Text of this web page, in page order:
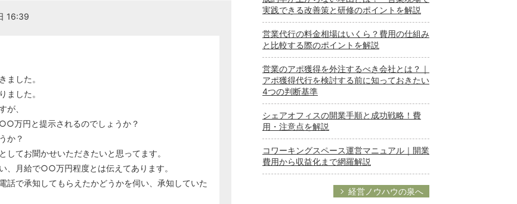
16:39
ました。
ました。
が、
万円と提示されるのでしょうか？
か？
てお聞かせいただきたいと思ってます。
、月給で○○万円程度とは伝えてあります。
話で承知してもらえたかどうかを伺い、承知していた
実践できる改善策と研修のポイントを解説
営業代行の料金相場はいくら？費用の仕組み
と比較する際のポイントを解説
営業のアポ獲得を外注するべき会社とは？｜
アポ獲得代行を検討する前に知っておきたい
4つの判断基準
シェアオフィスの開業手順と成功戦略！費
用・注意点を解説
コワーキングスペース運営マニュアル｜開業
費用から収益化まで網羅解説
経営ノウハウの泉へ